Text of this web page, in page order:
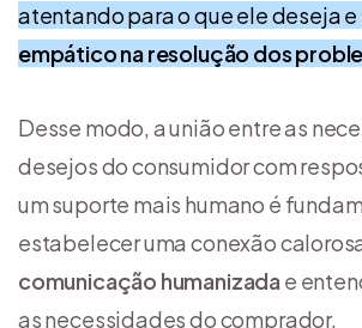
atentando para o que ele deseja e
empático na resolução dos
Desse modo, a união entre as
desejos do consumidor com
um suporte mais humano é
estabelecer uma conexão
comunicação humanizada e
as necessidades do comprador.